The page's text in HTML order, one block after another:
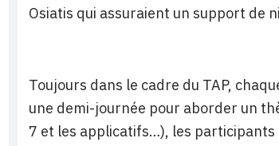
Osiatis qui assuraient un support de
Toujours dans le cadre du TAP,
une demi-journée pour aborder un
7 et les applicatifs…), les participants